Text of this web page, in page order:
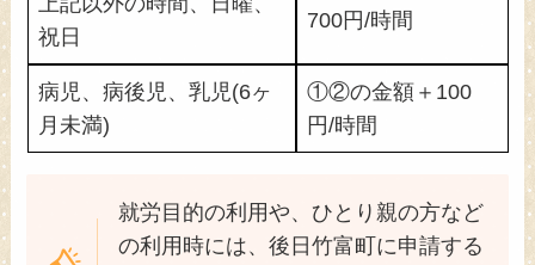
祝日
700円/時間
病児、病後児、乳児(6ヶ
月未満)
①②の金額＋100
円/時間
就労目的の利用や、ひとり親の方など
の利用時には、後日竹富町に申請する